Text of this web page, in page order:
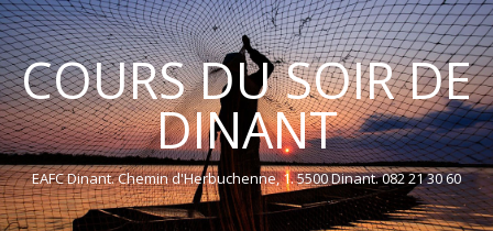
COURS DU SOIR DE
DINANT
EAFC Dinant. Chemin d'Herbuchenne, 1. 5500 Dinant. 082 21 30 60